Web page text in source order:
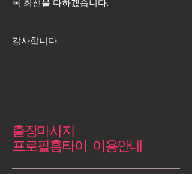
록 최선을 다하겠습니다.
​감사합니다.
출장마사지
프로필홈타이 이용안내